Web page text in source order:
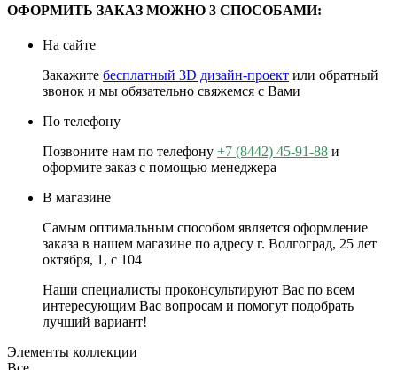
ОФОРМИТЬ ЗАКАЗ МОЖНО 3 СПОСОБАМИ:
На сайте
Закажите бесплатный 3D дизайн-проект или обратный
звонок и мы обязательно свяжемся с Вами
По телефону
Позвоните нам по телефону +7 (8442) 45-91-88 и
оформите заказ с помощью менеджера
В магазине
Самым оптимальным способом является оформление
заказа в нашем магазине по адресу г. Волгоград, 25 лет
октября, 1, с 104
Наши специалисты проконсультируют Вас по всем
интересующим Вас вопросам и помогут подобрать
лучший вариант!
Элементы коллекции